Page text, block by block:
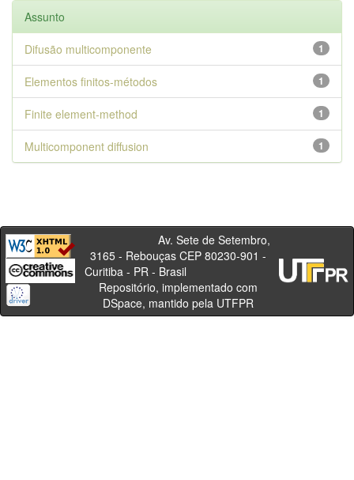
Assunto
1
Difusão multicomponente
1
Elementos finitos-métodos
1
Finite element-method
1
Multicomponent diffusion
Av. Sete de Setembro,
3165 - Rebouças CEP 80230-901 -
Curitiba - PR - Brasil
Repositório, implementado com
DSpace, mantido pela UTFPR